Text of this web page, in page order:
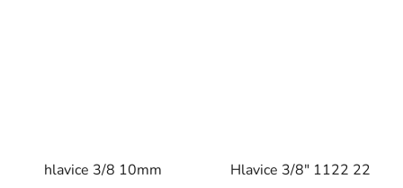
hlavice 3/8 10mm Hlavice 3/8" 1122 22